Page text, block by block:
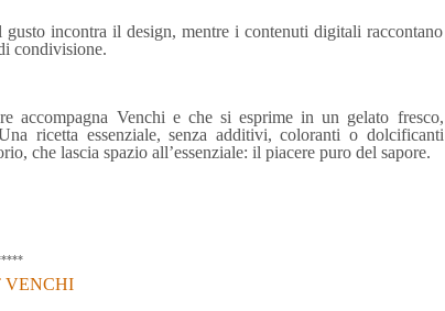
incontra il design, mentre i contenuti digitali raccontano
condivisione.
accompagna Venchi e che si esprime in un gelato fresco,
ricetta essenziale, senza additivi, coloranti o dolcificanti
che lascia spazio all’essenziale: il piacere puro del sapore.
VENCHI